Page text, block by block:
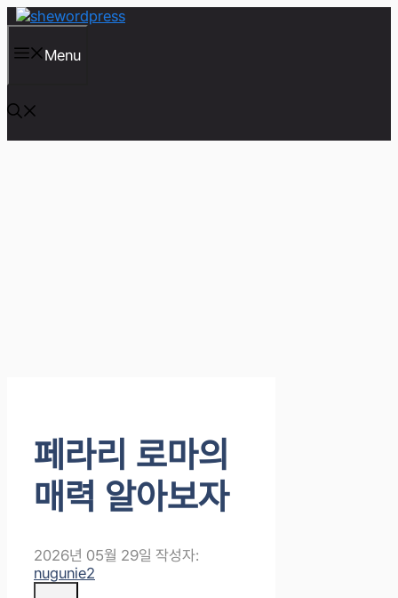
컨
츠
건
너
뛰
기
Menu
페라리 로마의
매력 알아보자
2026년 05월 29일 작성자:
nugunie2